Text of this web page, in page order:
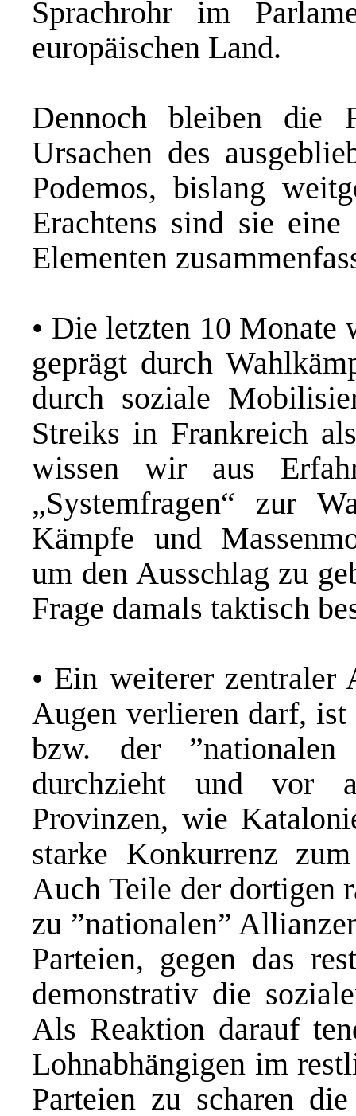
Sprachrohr im
europäischen Land.
Dennoch bleiben die
Ursachen des
Podemos, bislang
Erachtens sind sie
Elementen
• Die letzten 10 Monate
geprägt durch
durch soziale
Streiks in Frankreich
wissen wir aus
„Systemfragen“ zur
Kämpfe und
um den Ausschlag zu
Frage damals taktisch
• Ein weiterer zentraler
Augen verlieren darf, ist
bzw. der
durchzieht und vor
Provinzen, wie
starke Konkurrenz
Auch Teile der dortigen
zu ˮnationalenˮ
Parteien, gegen das
demonstrativ die
Als Reaktion darauf
Lohnabhängigen im
Parteien zu scharen